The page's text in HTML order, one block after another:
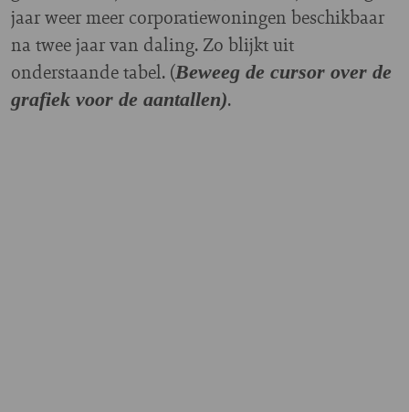
jaar weer meer corporatiewoningen beschikbaar
na twee jaar van daling. Zo blijkt uit
onderstaande tabel. (Beweeg de cursor over de
grafiek voor de aantallen).